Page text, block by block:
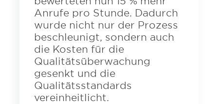
Anrufe pro Stunde. Dadurch
wurde nicht nur der Prozess
beschleunigt, sondern auch
die Kosten für die
Qualitätsüberwachung
gesenkt und die
Qualitätsstandards
vereinheitlicht.